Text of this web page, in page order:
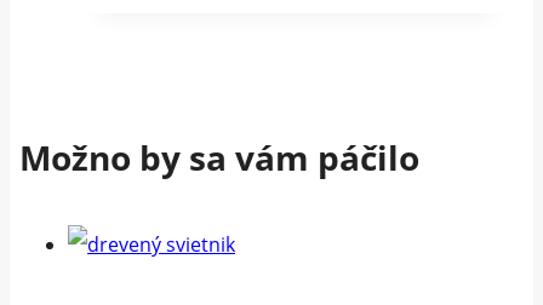
Možno by sa vám páčilo